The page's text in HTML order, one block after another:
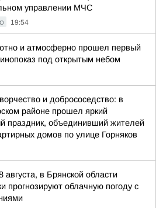
управлении МЧС
19:54
и атмосферно прошел первый
под открытым небом
и добрососедство: в
районе прошел яркий
праздник, объединивший жителей
домов по улице Горняков
августа, в Брянской области
прогнозируют облачную погоду с